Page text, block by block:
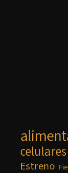
celulares
Estreno